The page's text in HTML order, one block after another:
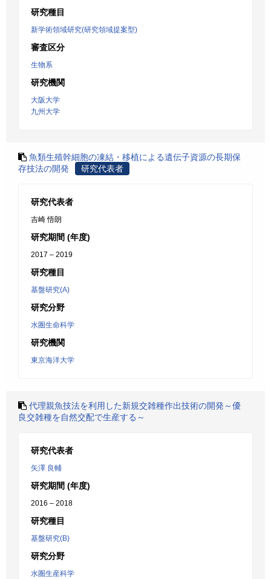
研究種目
新学術領域研究(研究領域提案型)
審査区分
生物系
研究機関
大阪大学
九州大学
魚類生殖幹細胞の凍結・移植による遺伝子資源の長期保
存技法の開発
研究代表者
研究代表者
吉崎 悟朗
研究期間 (年度)
2017 – 2019
研究種目
基盤研究(A)
研究分野
水圏生命科学
研究機関
東京海洋大学
代理親魚技法を利用した新規交雑種作出技術の開発～優
良交雑種を自然交配で生産する～
研究代表者
矢澤 良輔
研究期間 (年度)
2016 – 2018
研究種目
基盤研究(B)
研究分野
水圏生産科学